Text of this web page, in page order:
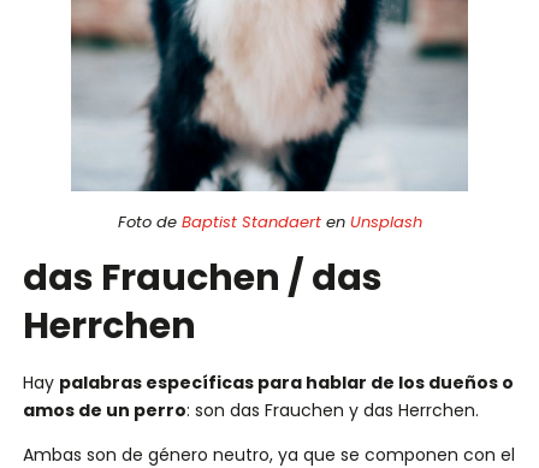
Foto de Baptist Standaerten Unsplash
das Frauchen / das
Herrchen
Hay palabras específicas para hablar de los dueños o
amos de un perro: son das Frauchen y das Herrchen.
Ambas son de género neutro, ya que se componen con el